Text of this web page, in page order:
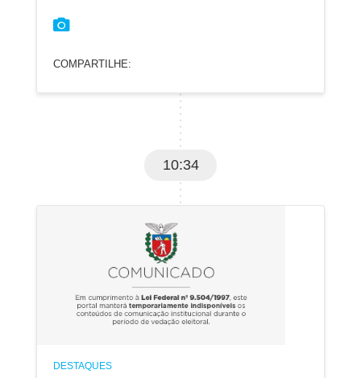
COMPARTILHE:
10:34
DESTAQUES